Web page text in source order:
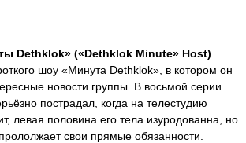
Dethklok» («Dethklok Minute» Host)
шоу «Минута Dethklok», в котором он
новости группы. В восьмой серии
пострадал, когда на телестудию
левая половина его тела изуродованна, но
свои прямые обязанности.